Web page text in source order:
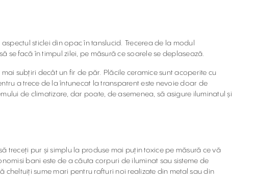
sticlei din opac în tanslucid. Trecerea de la modul
se facă în timpul zilei, pe măsură ce soarele se deplasează.
subțiri decât un fir de păr. Plăcile ceramice sunt acoperite cu
a trece de la întunecat la transparent este nevoie doar de
de climatizare, dar poate, de asemenea, să asigure iluminatul și
treceți pur și simplu la produse mai puțin toxice pe măsură ce vă
bani este de a căuta corpuri de iluminat sau sisteme de
sume mari pentru rafturi noi realizate din metal sau din